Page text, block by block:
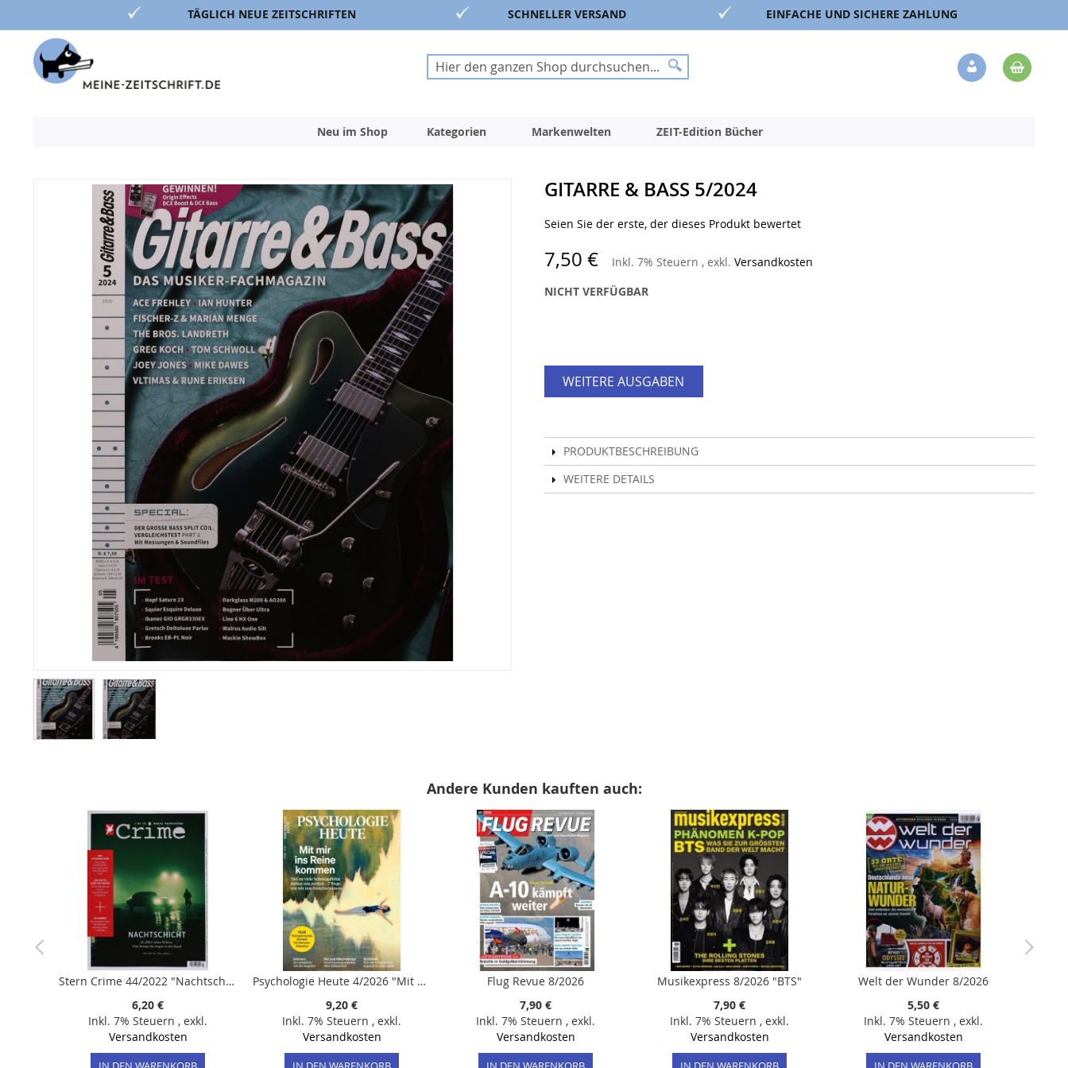
TÄGLICH NEUE ZEITSCHRIFTEN SCHNELLER VERSAND EINFACHE UND SICHERE ZAHLUNG
Suche
Suche
Inhalt
Veränderung
Neu im Shop Kategorien Markenwelten ZEIT-Edition Bücher
GITARRE & BASS 5/2024
Seien Sie der erste, der dieses Produkt bewertet
7,50 € Inkl. 7% Steuern , exkl. Versandkosten
NICHT VERFÜGBAR
WEITERE AUSGABEN
PRODUKTBESCHREIBUNG
WEITERE DETAILS
Andere Kunden kauften auch:
Stern Crime 44/2022 "Nachtschicht"
6,20 €
Inkl. 7% Steuern , exkl.
Versandkosten
Psychologie Heute 4/2026 "Mit mir ins Reine kommen"
9,20 €
Inkl. 7% Steuern , exkl.
Versandkosten
Flug Revue 8/2026
7,90 €
Inkl. 7% Steuern , exkl.
Versandkosten
Musikexpress 8/2026 "BTS"
7,90 €
Inkl. 7% Steuern , exkl.
Versandkosten
Welt der Wunder 8/2026
5,50 €
Inkl. 7% Steuern , exkl.
Versandkosten